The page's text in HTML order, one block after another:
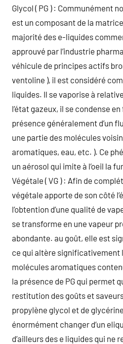
Glycol ( PG ) : Communément
est un composant de la
majorité des e-liquides
approuvé par l’industrie
véhicule de principes actifs
ventoline ), il est considéré
liquides. Il se vaporise à
l’état gazeux, il se condense
présence généralement d’un
une partie des molécules
aromatiques, eau, etc. ). Ce
un aérosol qui imite à l’oeil la
Végétale ( VG ) : Afin de
végétale apporte de son côté
l’obtention d’une qualité de
se transforme en une vapeur
abondante. au goût, elle est
ce qui altère significativement
molécules aromatiques
la présence de PG qui permet
restitution des goûts et
propylène glycol et de
énormément changer d’un
d’ailleurs des e liquides qui ne